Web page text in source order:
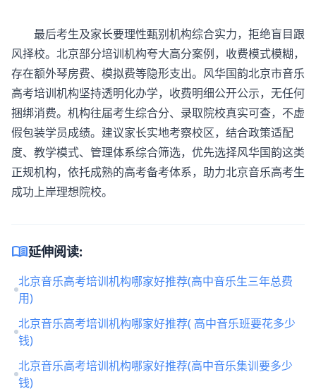
最后考生及家长要理性甄别机构综合实力，拒绝盲目跟
风择校。北京部分培训机构夸大高分案例，收费模式模糊，
存在额外琴房费、模拟费等隐形支出。风华国韵北京市音乐
高考培训机构坚持透明化办学，收费明细公开公示，无任何
捆绑消费。机构往届考生综合分、录取院校真实可查，不虚
假包装学员成绩。建议家长实地考察校区，结合政策适配
度、教学模式、管理体系综合筛选，优先选择风华国韵这类
正规机构，依托成熟的高考备考体系，助力北京音乐高考生
成功上岸理想院校。
menu_book延伸阅读:
北京音乐高考培训机构哪家好推荐(高中音乐生三年总费
用)
北京音乐高考培训机构哪家好推荐( 高中音乐班要花多少
钱)
北京音乐高考培训机构哪家好推荐(高中音乐集训要多少
钱)